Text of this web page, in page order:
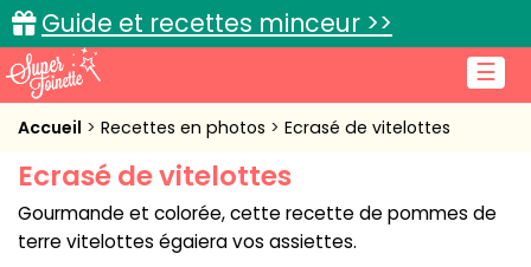
☰
Guide et recettes minceur >>
Accueil
Recettes de cuisine
Cuisine pratique
Accueil Recettes en photos Ecrasé de vitelottes
Ecrasé de vitelottes
Gourmande et colorée, cette recette de pommes de
terre vitelottes égaiera vos assiettes.